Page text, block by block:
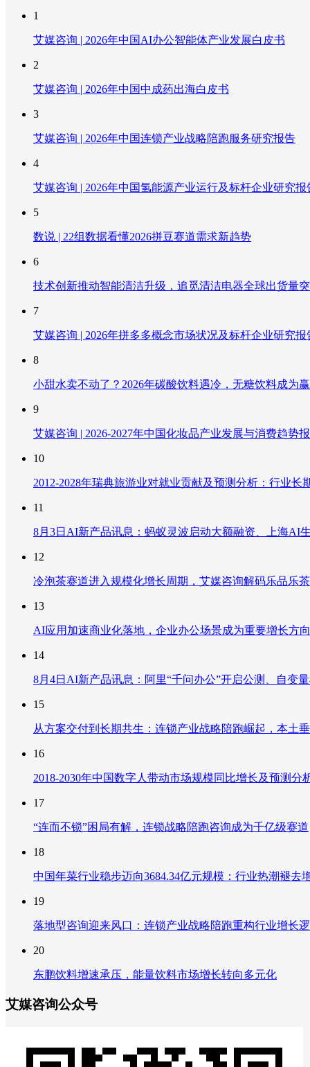
1
艾媒咨询 | 2026年中国AI办公智能体产业发展白皮书
2
艾媒咨询 | 2026年中国中成药出海白皮书
3
艾媒咨询 | 2026年中国连锁产业战略陪跑服务研究报告
4
艾媒咨询 | 2026年中国氢能源产业运行及标杆企业研究报
5
数说 | 22组数据看懂2026拼豆赛道需求新趋势
6
技术创新推动智能清洁升级，追觅清洁电器全球出货量
7
艾媒咨询 | 2026年拼多多概念市场状况及标杆企业研究报
8
小甜水卖不动了？2026年碳酸饮料遇冷，无糖饮料成为
9
艾媒咨询 | 2026-2027年中国化妆品产业发展与消费趋势
10
2012-2028年瑞典旅游业对就业贡献及预测分析：行业
11
8月3日AI新产品讯息：蚂蚁灵波启动大额融资、上海AI
12
冷泡茶赛道进入规模化增长周期，艾媒咨询解码乐品乐
13
AI应用加速商业化落地，企业办公场景成为重要增长方向
14
8月4日AI新产品讯息：阿里“千问办公”开启公测、自变
15
从方案交付到长期共生：连锁产业战略陪跑崛起，本土
16
2018-2030年中国数字人带动市场规模同比增长及预测
17
“连而不锁”困局有解，连锁战略陪跑咨询成为千亿级赛道
18
中国年菜行业稳步迈向3684.34亿元规模：行业热潮褪
19
落地型咨询迎来风口：连锁产业战略陪跑重构行业增
20
东鹏饮料增速承压，能量饮料市场增长转向多元化
艾媒咨询公众号